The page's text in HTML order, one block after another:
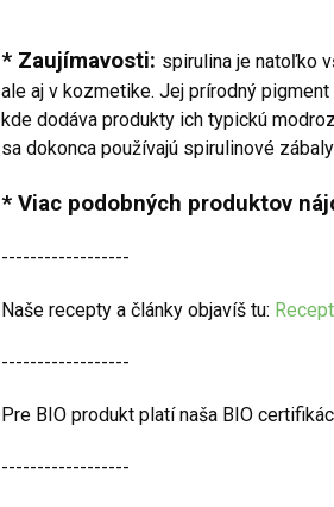
* Zaujímavosti: spirulina je natoľko
ale aj v kozmetike. Jej prírodný
kde dodáva produkty ich typickú
sa dokonca používajú spirulinové
* Viac podobných produktov
------------------
Naše recepty a články objavíš tu:
------------------
Pre BIO produkt platí naša BIO
------------------